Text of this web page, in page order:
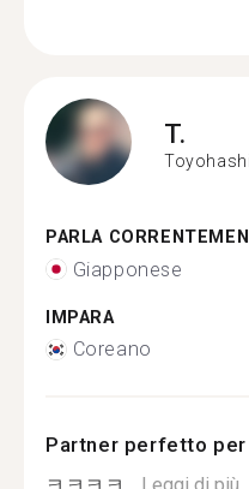
T.
Toyohashi
PARLA
Giapponese
IMPARA
Coreano
Partner perfetto